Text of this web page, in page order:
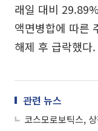
래일 대비
액면병합에 따른
해제 후 급락했다.
관련 뉴스
코스모로보틱스,